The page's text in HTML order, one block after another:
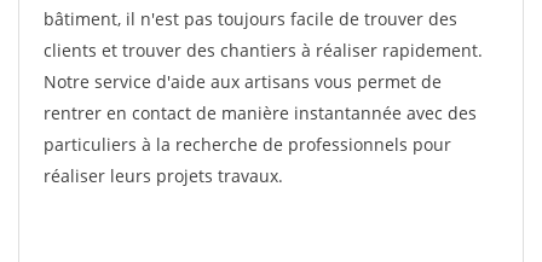
bâtiment, il n'est pas toujours facile de trouver des
clients et trouver des chantiers à réaliser rapidement.
Notre service d'aide aux artisans vous permet de
rentrer en contact de manière instantannée avec des
particuliers à la recherche de professionnels pour
réaliser leurs projets travaux.